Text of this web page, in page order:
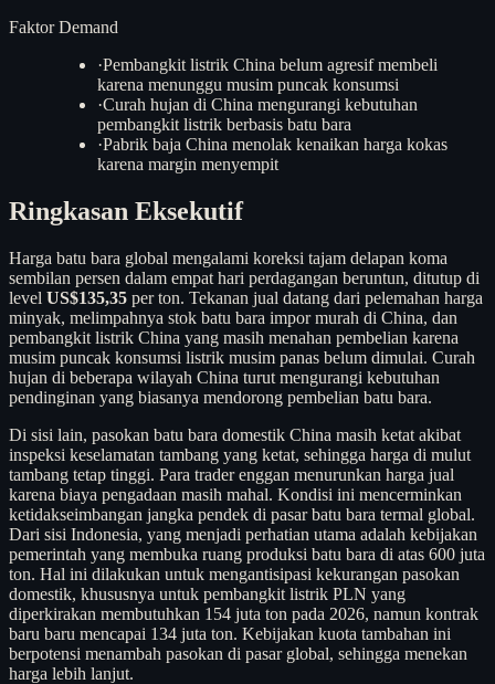
Faktor Demand
·Pembangkit listrik China belum agresif membeli
karena menunggu musim puncak konsumsi
·Curah hujan di China mengurangi kebutuhan
pembangkit listrik berbasis batu bara
·Pabrik baja China menolak kenaikan harga kokas
karena margin menyempit
Ringkasan Eksekutif
Harga batu bara global mengalami koreksi tajam delapan koma
sembilan persen dalam empat hari perdagangan beruntun, ditutup di
level US$135,35 per ton. Tekanan jual datang dari pelemahan harga
minyak, melimpahnya stok batu bara impor murah di China, dan
pembangkit listrik China yang masih menahan pembelian karena
musim puncak konsumsi listrik musim panas belum dimulai. Curah
hujan di beberapa wilayah China turut mengurangi kebutuhan
pendinginan yang biasanya mendorong pembelian batu bara.
Di sisi lain, pasokan batu bara domestik China masih ketat akibat
inspeksi keselamatan tambang yang ketat, sehingga harga di mulut
tambang tetap tinggi. Para trader enggan menurunkan harga jual
karena biaya pengadaan masih mahal. Kondisi ini mencerminkan
ketidakseimbangan jangka pendek di pasar batu bara termal global.
Dari sisi Indonesia, yang menjadi perhatian utama adalah kebijakan
pemerintah yang membuka ruang produksi batu bara di atas 600 juta
ton. Hal ini dilakukan untuk mengantisipasi kekurangan pasokan
domestik, khususnya untuk pembangkit listrik PLN yang
diperkirakan membutuhkan 154 juta ton pada 2026, namun kontrak
baru baru mencapai 134 juta ton. Kebijakan kuota tambahan ini
berpotensi menambah pasokan di pasar global, sehingga menekan
harga lebih lanjut.